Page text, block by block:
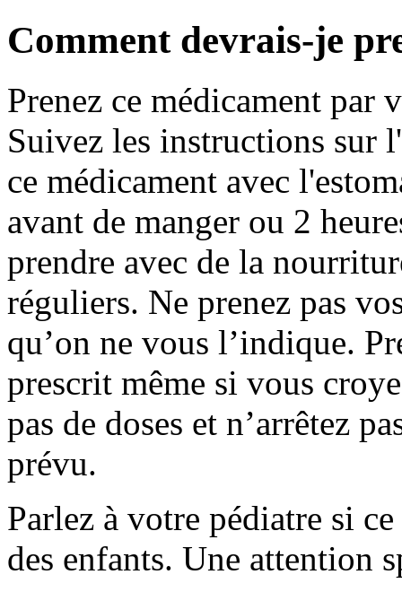
Comment devrais-je
Prenez ce médicament par
Suivez les instructions sur
ce médicament avec
avant de manger ou 2
prendre avec de la
réguliers. Ne prenez pas
qu’on ne vous l’indique.
prescrit même si vous
pas de doses et n’arrêtez
prévu.
Parlez à votre pédiatre si
des enfants. Une attention